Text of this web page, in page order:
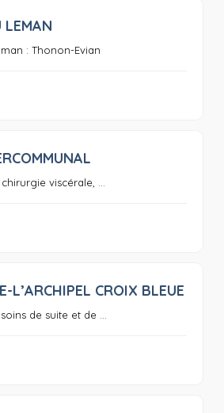
LEMAN
: Thonon-Evian
viscérale, ...
0
L’ARCHIPEL CROIX BLEUE
de suite et de ...